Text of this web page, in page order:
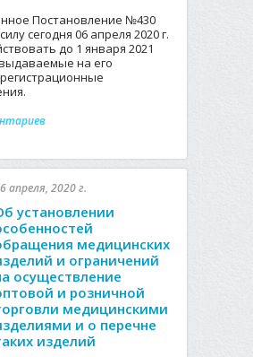
Постановление №430
сегодня 06 апреля 2020 г.
до 1 января 2021
на его
апреля, 2020 г.
установлении
медицинских
и ограничений
осуществление
и розничной
медицинскими
и о перечне
изделий